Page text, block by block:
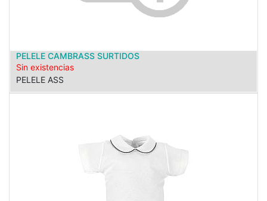
PELELE CAMBRASS SURTIDOS
Sin existencias
PELELE ASS